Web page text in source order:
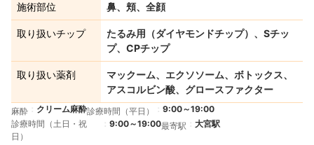
施術部位 鼻、頬、全顔
取り扱いチップ
たるみ用（ダイヤモンドチップ）、Sチッ
プ、CPチップ
取り扱い薬剤
マックーム、エクソソーム、ボトックス、
アスコルビン酸、グロースファクター
麻酔 クリーム麻酔診療時間（平日）
9:00～19:00
診療時間（土日・祝
日）
9:00～19:00最寄駅 大宮駅